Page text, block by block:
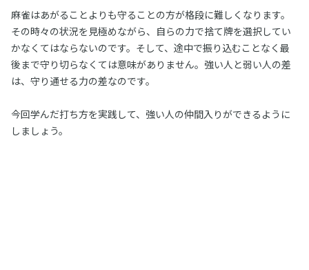
麻雀はあがることよりも守ることの方が格段に難しくなります。
その時々の状況を見極めながら、自らの力で捨て牌を選択してい
かなくてはならないのです。そして、途中で振り込むことなく最
後まで守り切らなくては意味がありません。強い人と弱い人の差
は、守り通せる力の差なのです。
今回学んだ打ち方を実践して、強い人の仲間入りができるように
しましょう。